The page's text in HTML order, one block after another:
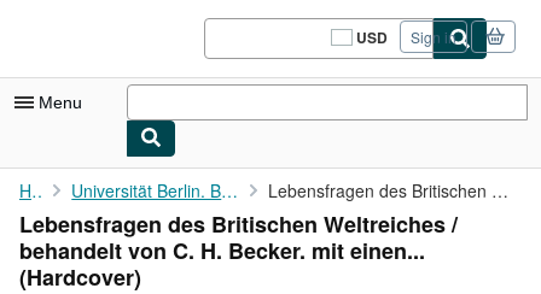
USD
Site
shopping
Sign in
Menu
My Account
My Purchases
Sign Off
Home Universität Berlin. Beirat fur Auslandstudien Lebensfragen des Britischen Weltreiches / behandelt von C. H. ...
Lebensfragen des Britischen Weltreiches /
behandelt von C. H. Becker. mit einen...
(Hardcover)